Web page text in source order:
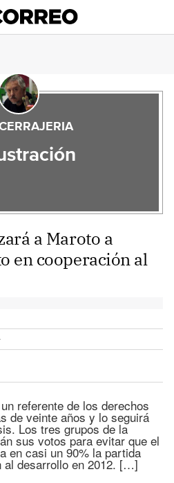
a Maroto a
en cooperación al
referente de los derechos
de veinte años y lo seguirá
Los tres grupos de la
sus votos para evitar que el
en casi un 90% la partida
al desarrollo en 2012. […]